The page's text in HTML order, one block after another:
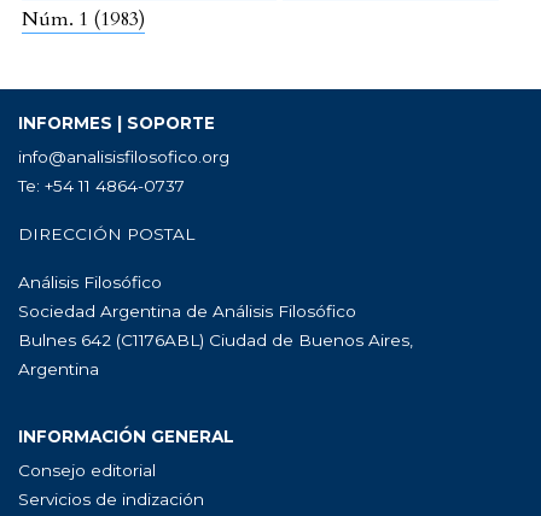
Núm. 1 (1983)
INFORMES | SOPORTE
info@analisisfilosofico.org
Te: +54 11 4864-0737
DIRECCIÓN POSTAL
Análisis Filosófico
Sociedad Argentina de Análisis Filosófico
Bulnes 642 (C1176ABL) Ciudad de Buenos Aires,
Argentina
INFORMACIÓN GENERAL
Consejo editorial
Servicios de indización